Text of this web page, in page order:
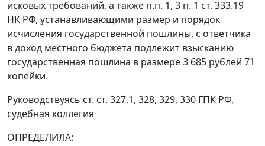
исковых требований, а также п.п. 1, 3 п. 1 ст. 333.19
НК РФ, устанавливающими размер и порядок
исчисления государственной пошлины, с ответчика
в доход местного бюджета подлежит взысканию
государственная пошлина в размере 3 685 рублей 71
копейки.
Руководствуясь ст. ст. 327.1, 328, 329, 330 ГПК РФ,
судебная коллегия
ОПРЕДЕЛИЛА: